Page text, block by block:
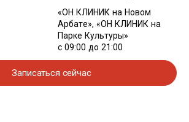
«ОН КЛИНИК на Новом
Арбате», «ОН КЛИНИК на
Парке Культуры»
с 09:00 до 21:00
Записаться сейчас